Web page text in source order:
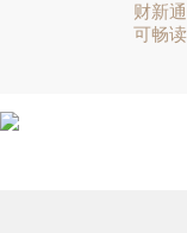
财新
可畅